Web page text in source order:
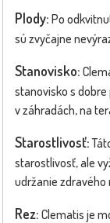
Plody: Po
sú zvyčajne
Stanovisko:
stanovisko s
v záhradách, na
Starostlivosť:
starostlivosť, ale
udržanie
Rez: Clematis je